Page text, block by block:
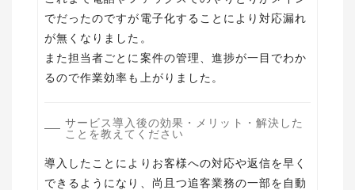
でだったのですが電子化することにより対応漏れ
が無くなりました。
また担当者ごとに案件の管理、進捗が一目でわか
るので作業効率も上がりました。
サービス導入後の効果・メリット・解決した
ことを教えてください
導入したことによりお客様への対応や返信を早く
できるようになり、尚且つ追客業務の一部を自動